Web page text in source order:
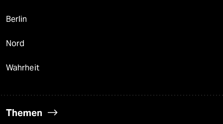
Berlin
Nord
Wahrheit
Themen